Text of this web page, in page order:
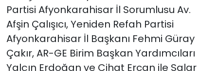
Partisi Afyonkarahisar İl Sorumlusu Av.
Afşin Çalışıcı, Yeniden Refah Partisi
Afyonkarahisar İl Başkanı Fehmi Güray
Çakır, AR-GE Birim Başkan Yardımcıları
Yalçın Erdoğan ve Cihat Ercan ile Salar